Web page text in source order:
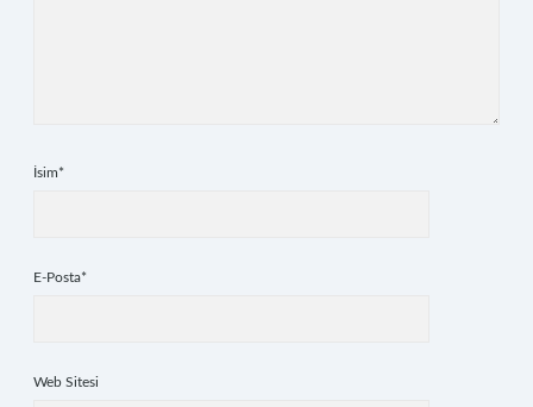
İsim*
E-Posta*
Web Sitesi